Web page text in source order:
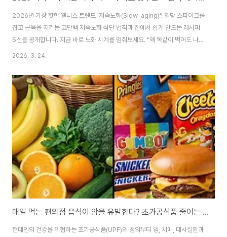
2026년 가장 핫한 웰니스 트렌드 '저속노화(Slow-aging)'! 혈당 스파이크를
잡고 근육을 지키는 고단백 저속노화 식단 법칙과 집에서 쉽게 만드는 레시피
5선을 공개합니다. 지금 바로 노화 시계를 멈춰보세요. "왜 똑같이 먹어도 나만
더 빨리 늙는 기분일까?"최근 구글과 네이버에서 '노화 방지', '혈당 관리'와 함
년 현재, 우리는 단순히 오래 사는 것을 넘어 '얼마나 천천히, 건강하게 늙느
냐'에 집중하고 있습니다. 단순히 비싼 크림을 바르는 것이 정답일까요? 정답은
우리의 '접시' 위에 있습니다. 가속노화의 주범인 '혈당 스파이크'를 막고, 세포
의 재생을 돕는 '고단백 식단'이 결합했을 때 비로소 노화의 시..
2026. 3. 24.
매일 먹는 편의점 음식이 암을 유발한다? 초가공식품 줄이는 법과 2026 건강 식단 가이드
현대인의 건강을 위협하는 초가공식품(UPF)의 정의부터 암, 치매, 대사질환과